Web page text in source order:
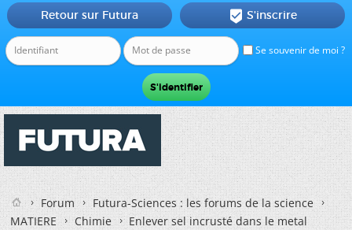
Se souvenir de moi ?
Retour sur Futura  S'inscrire
Forum
Futura-Sciences : les forums de la science
MATIERE
Chimie Enlever sel incrusté dans le metal